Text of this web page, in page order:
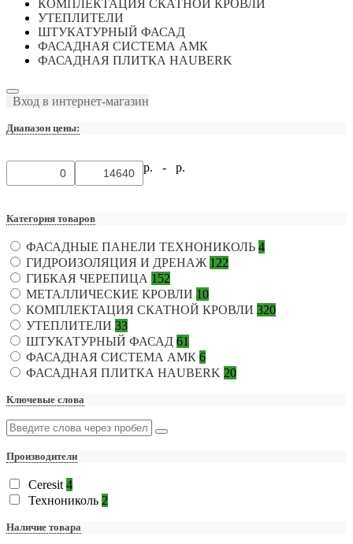
КОМПЛЕКТАЦИЯ СКАТНОЙ КРОВЛИ
УТЕПЛИТЕЛИ
ШТУКАТУРНЫЙ ФАСАД
ФАСАДНАЯ СИСТЕМА АМК
ФАСАДНАЯ ПЛИТКА HAUBERK
Вход в интернет-магазин
Диапазон цены:
р. - р.
Категория товаров
ФАСАДНЫЕ ПАНЕЛИ ТЕХНОНИКОЛЬ 4
ГИДРОИЗОЛЯЦИЯ И ДРЕНАЖ 122
ГИБКАЯ ЧЕРЕПИЦА 152
МЕТАЛЛИЧЕСКИЕ КРОВЛИ 10
КОМПЛЕКТАЦИЯ СКАТНОЙ КРОВЛИ 320
УТЕПЛИТЕЛИ 33
ШТУКАТУРНЫЙ ФАСАД 61
ФАСАДНАЯ СИСТЕМА АМК 6
ФАСАДНАЯ ПЛИТКА HAUBERK 20
Ключевые слова
Производители
Ceresit 4
Технониколь 2
Наличие товара